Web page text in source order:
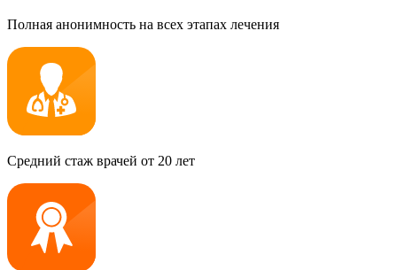
Полная анонимность на всех этапах лечения
Средний стаж врачей от 20 лет